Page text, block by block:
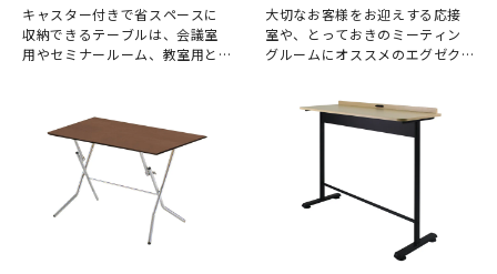
キャスター付きで省スペースに
収納できるテーブルは、会議室
用やセミナールーム、教室用と
大切なお客様をお迎えする応接
室や、とっておきのミーティン
グルームにオススメのエグゼク